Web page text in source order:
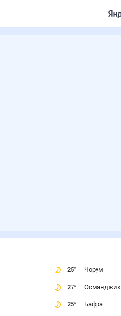
25° Чорум
27° Османджик
25° Бафра